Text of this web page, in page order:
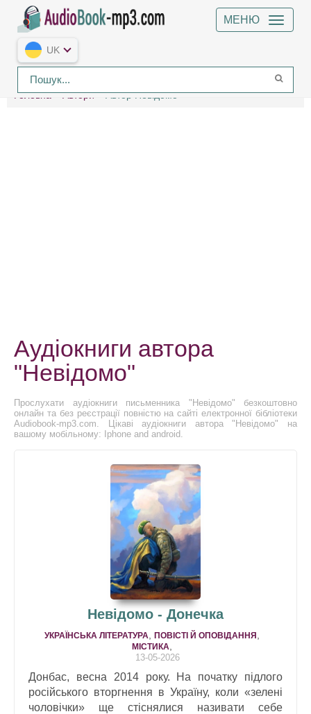
МЕНЮ
UK
Головна Автори Автор Невідомо
Аудіокниги автора
"Невідомо"
Прослухати аудіокниги письменника "Невідомо" безкоштовно
онлайн та без реєстрації повністю на сайті електронної бібліотеки
Audiobook-mp3.com. Цікаві аудіокниги автора "Невідомо" на
вашому мобільному: Iphone and android.
Невідомо - Донечка
УКРАЇНСЬКА ЛІТЕРАТУРА ПОВІСТІ Й ОПОВІДАННЯ
МІСТИКА
13-05-2026
Донбас, весна 2014 року. На початку підлого
російського вторгнення в Україну, коли «зелені
чоловічки» ще стіснялися називати себе